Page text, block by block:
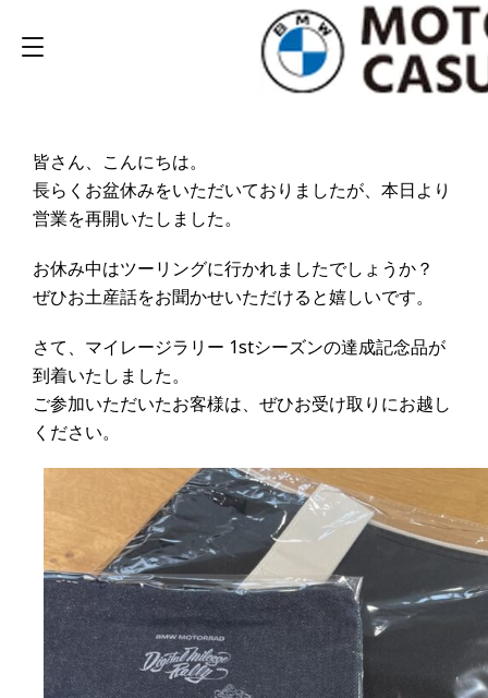
皆さん、こんにちは。
長らくお盆休みをいただいておりましたが、本日より
営業を再開いたしました。
お休み中はツーリングに行かれましたでしょうか？
ぜひお土産話をお聞かせいただけると嬉しいです。
さて、マイレージラリー 1stシーズンの達成記念品が
到着いたしました。
ご参加いただいたお客様は、ぜひお受け取りにお越し
ください。